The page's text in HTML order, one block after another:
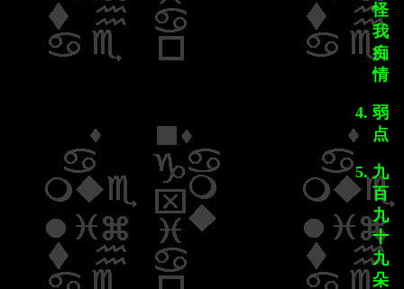
怪
我
痴
情
弱
点
九
百
九
十
九
朵